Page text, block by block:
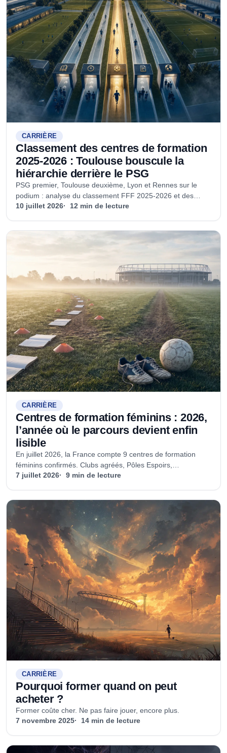
CARRIÈRE
Classement des centres de formation
2025-2026 : Toulouse bouscule la
hiérarchie derrière le PSG
PSG premier, Toulouse deuxième, Lyon et Rennes sur le
podium : analyse du classement FFF 2025-2026 et des
différents modèles de formation.
10 juillet 2026 12 min de lecture
CARRIÈRE
Centres de formation féminins : 2026,
l’année où le parcours devient enfin
lisible
En juillet 2026, la France compte 9 centres de formation
féminins confirmés. Clubs agréés, Pôles Espoirs,
préformation : le nouveau parcours des jeunes joueuses
7 juillet 2026 9 min de lecture
CARRIÈRE
Pourquoi former quand on peut
acheter ?
Former coûte cher. Ne pas faire jouer, encore plus.
7 novembre 2025 14 min de lecture